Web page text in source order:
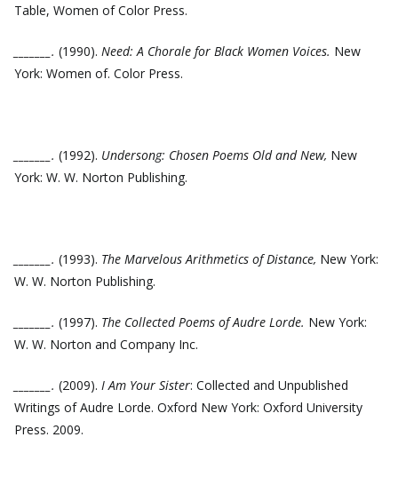
Table, Women of Color Press.
_______. (1990). Need: A Chorale for Black Women Voices. New
York: Women of. Color Press.
_______. (1992). Undersong: Chosen Poems Old and New, New
York: W. W. Norton Publishing.
_______. (1993). The Marvelous Arithmetics of Distance, New York:
W. W. Norton Publishing.
_______. (1997). The Collected Poems of Audre Lorde. New York:
W. W. Norton and Company Inc.
_______. (2009). I Am Your Sister: Collected and Unpublished
Writings of Audre Lorde. Oxford New York: Oxford University
Press. 2009.